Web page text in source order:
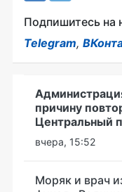
Подпишитесь на
Telegram,
причину
Центральный
вчера, 15:52
Моряк и врач